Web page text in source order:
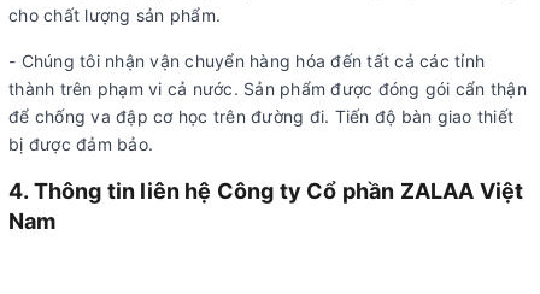
cho chất lượng sản phẩm.
- Chúng tôi nhận vận chuyển hàng hóa đến tất cả các tỉnh
thành trên phạm vi cả nước. Sản phẩm được đóng gói cẩn thận
để chống va đập cơ học trên đường đi. Tiến độ bàn giao thiết
bị được đảm bảo.
4. Thông tin liên hệ Công ty Cổ phần ZALAA Việt
Nam